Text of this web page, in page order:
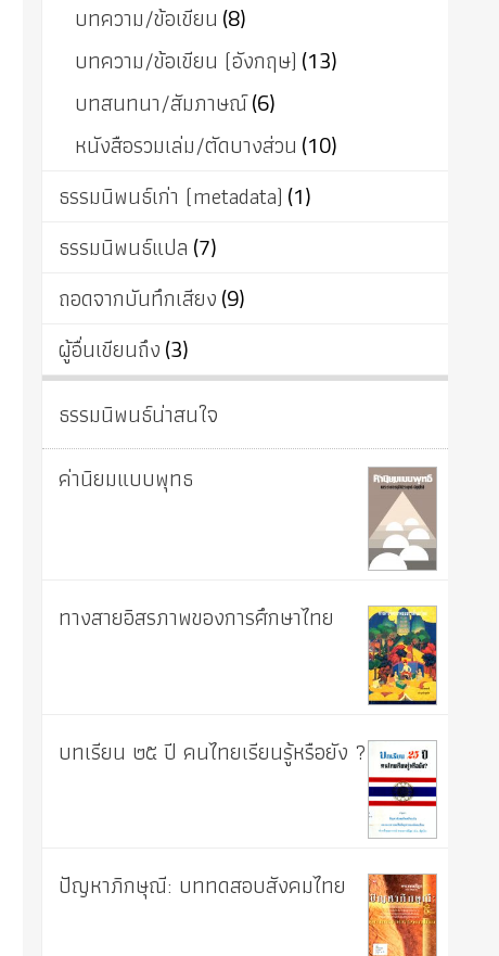
บทความ/ข้อเขียน (8)
บทความ/ข้อเขียน (อังกฤษ) (13)
บทสนทนา/สัมภาษณ์(6)
หนังสือรวมเล่ม/ตัดบางส่วน (10)
ธรรมนิพนธ์เก่า (metadata) (1)
ธรรมนิพนธ์แปล (7)
ถอดจากบันทึกเสียง(9)
ผู้อื่นเขียนถึง(3)
ธรรมนิพนธ์น่าสนใจ
ค่านิยมแบบพุทธ
ทางสายอิสรภาพของการศึกษาไทย
บทเรียน ๒๕ ปี คนไทยเรียนรู้หรือยัง ?
ปัญหาภิกษุณี: บททดสอบสังคมไทย